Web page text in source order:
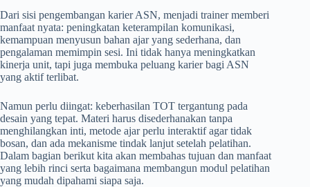
Dari sisi pengembangan karier ASN, menjadi trainer memberi
manfaat nyata: peningkatan keterampilan komunikasi,
kemampuan menyusun bahan ajar yang sederhana, dan
pengalaman memimpin sesi. Ini tidak hanya meningkatkan
kinerja unit, tapi juga membuka peluang karier bagi ASN
yang aktif terlibat.
Namun perlu diingat: keberhasilan TOT tergantung pada
desain yang tepat. Materi harus disederhanakan tanpa
menghilangkan inti, metode ajar perlu interaktif agar tidak
bosan, dan ada mekanisme tindak lanjut setelah pelatihan.
Dalam bagian berikut kita akan membahas tujuan dan manfaat
yang lebih rinci serta bagaimana membangun modul pelatihan
yang mudah dipahami siapa saja.